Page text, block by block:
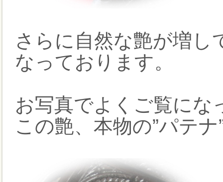
さらに自然な艶が増し
なっております。
お写真でよくご覧にな
この艶、本物の”パテ